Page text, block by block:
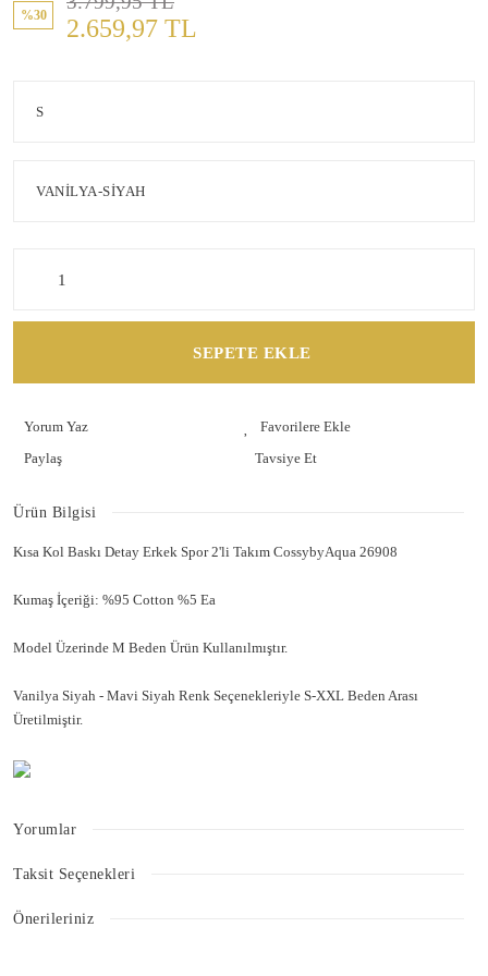
%30 2.659,97 TL
SEPETE EKLE
Yorum Yaz
Paylaş
Tavsiye Et
Ürün Bilgisi
Kısa Kol Baskı Detay Erkek Spor 2'li Takım CossybyAqua 26908
Kumaş İçeriği: %95 Cotton %5 Ea
Model Üzerinde M Beden Ürün Kullanılmıştır.
Vanilya Siyah - Mavi Siyah Renk Seçenekleriyle S-XXL Beden Arası
Üretilmiştir.
Yorumlar
Taksit Seçenekleri
Önerileriniz